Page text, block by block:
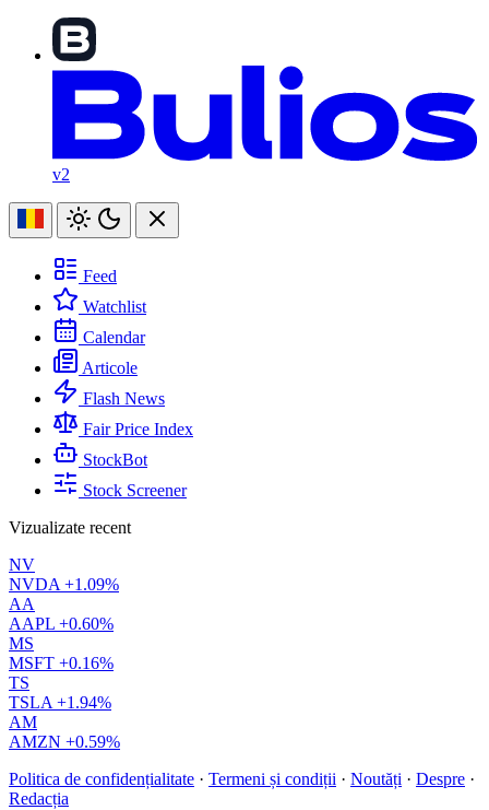
v2
Feed
Watchlist
Calendar
Articole
Flash News
Fair Price Index
StockBot
Stock Screener
Vizualizate recent
NV
NVDA +1.09%
AA
AAPL +0.60%
MS
MSFT +0.16%
TS
TSLA +1.94%
AM
AMZN +0.59%
Politica de confidențialitate · Termeni și condiții · Noutăți · Despre ·
Redacția